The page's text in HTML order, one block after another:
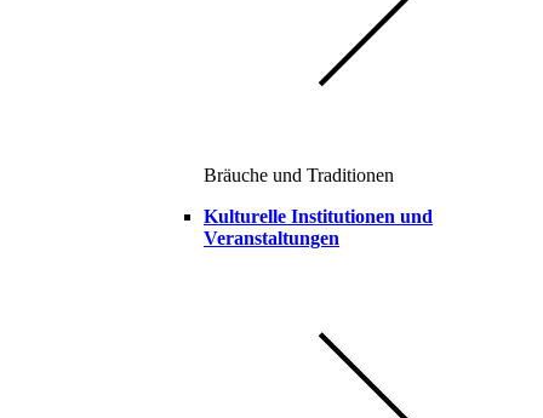
Bräuche und Traditionen
Kulturelle Institutionen und
Veranstaltungen